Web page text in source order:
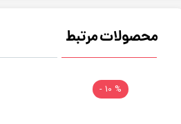
محصولات مرتبط
% 10 -